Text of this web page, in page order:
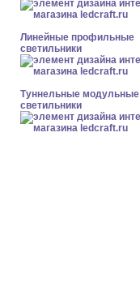
Линейные профильные
светильники
Туннельные модульные
светильники